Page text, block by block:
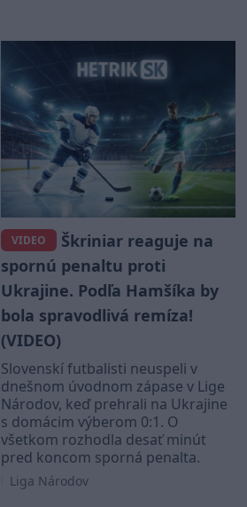
VIDEO
Škriniar reaguje na
spornú penaltu proti
Ukrajine. Podľa Hamšíka by
bola spravodlivá remíza!
(VIDEO)
Slovenskí futbalisti neuspeli v
dnešnom úvodnom zápase v Lige
Národov, keď prehrali na Ukrajine
s domácim výberom 0:1. O
všetkom rozhodla desať minút
pred koncom sporná penalta.
Liga Národov